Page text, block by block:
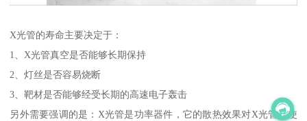
X光管的寿命主要决定于：
1、X光管真空是否能够长期保持
2、灯丝是否容易烧断
3、靶材是否能够经受长期的高速电子轰击
另外需要强调的是：X光管是功率器件，它的散热效果对X光管的使